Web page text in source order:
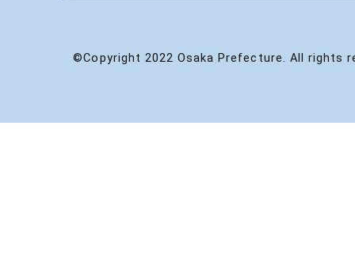
©Copyright 2022 Osaka Prefecture. All rights